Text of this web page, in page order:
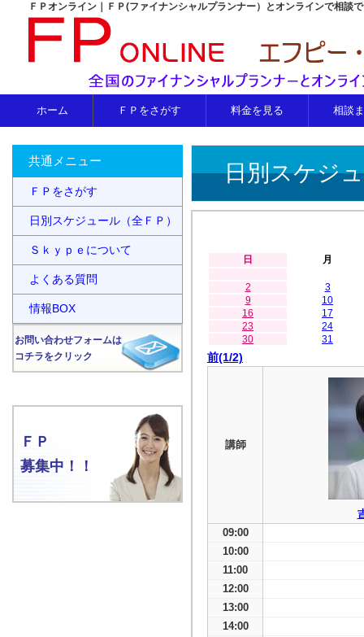
ＦＰオンライン｜ＦＰ(ファイナンシャルプランナー）とオンラインで相談
ホーム ＦＰをさがす 料金を見る 相談
日別スケジ
日 月
2
3
9
10
16
17
23
24
30
31
前(1/2)
講師
09:00
10:00
11:00
12:00
13:00
14:00
共通メニュー
ＦＰをさがす
日別スケジュール（全ＦＰ）
Ｓｋｙｐｅについて
よくある質問
情報BOX
お問い合わせフォームは
コチラをクリック
ＦＰ
募集中！！